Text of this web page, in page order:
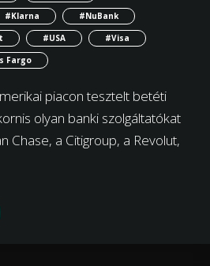
#Klarna
#NuBank
#USA
#Visa
Fargo
piacon tesztelt betéti
olyan banki szolgáltatókat
Chase, a Citigroup, a Revolut,